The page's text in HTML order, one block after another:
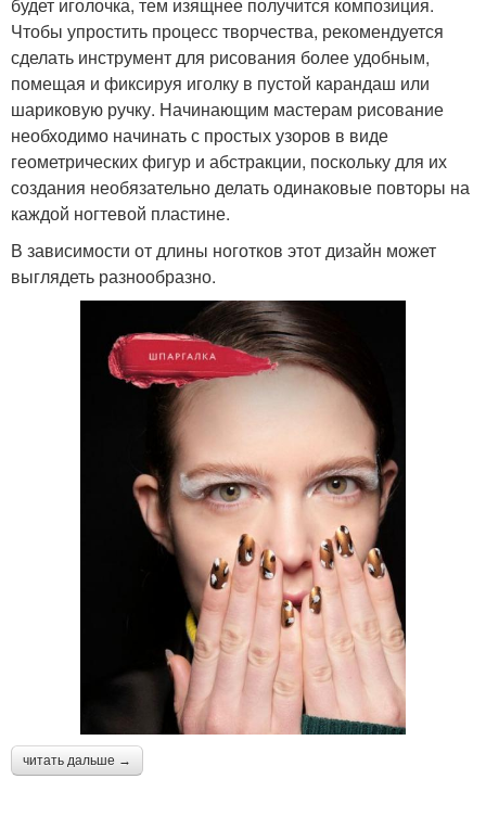
Чтобы упростить процесс творчества, рекомендуется
сделать инструмент для рисования более удобным,
помещая и фиксируя иголку в пустой карандаш или
шариковую ручку. Начинающим мастерам рисование
необходимо начинать с простых узоров в виде
геометрических фигур и абстракции, поскольку для их
создания необязательно делать одинаковые повторы на
каждой ногтевой пластине.
В зависимости от длины ноготков этот дизайн может
выглядеть разнообразно.
читать дальше →